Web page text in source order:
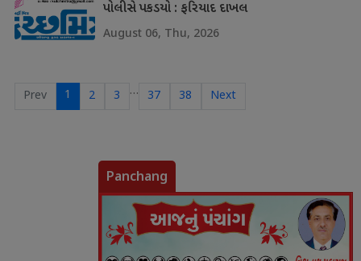
પોલીસે પકડયો : ફરિયાદ દાખલ
August 06, Thu, 2026
Prev 1 2 3 … 37 38 Next
Panchang